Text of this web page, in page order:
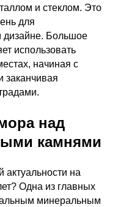
и стеклом. Это
для
дизайне. Большое
использовать
начиная с
заканчивая
над
камнями
на
Одна из главных
минеральным